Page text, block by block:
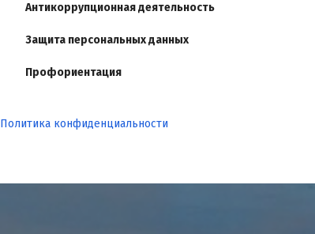
Антикоррупционная деятельность
Защита персональных данных
Профориентация
Политика конфиденциальности